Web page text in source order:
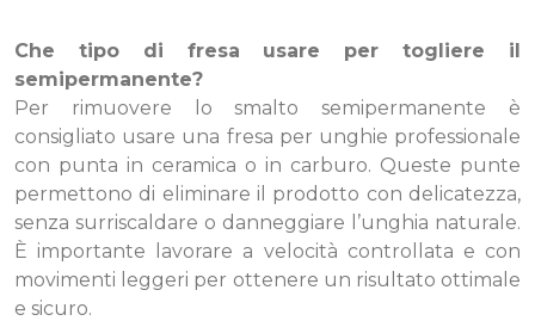
Che tipo di fresa usare per togliere il
semipermanente?
Per rimuovere lo smalto semipermanente è
consigliato usare una fresa per unghie professionale
con punta in ceramica o in carburo. Queste punte
permettono di eliminare il prodotto con delicatezza,
senza surriscaldare o danneggiare l’unghia naturale.
È importante lavorare a velocità controllata e con
movimenti leggeri per ottenere un risultato ottimale
e sicuro.